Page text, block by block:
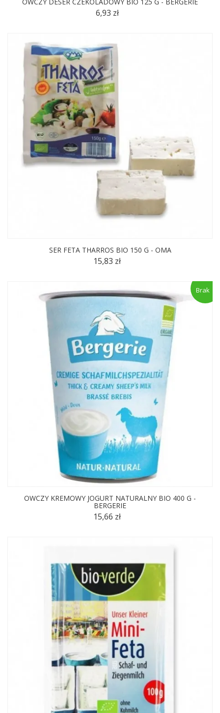
6,93 zł
SER FETA THARROS BIO 150 G - OMA
15,83 zł
Brak
OWCZY KREMOWY JOGURT NATURALNY BIO 400 G -
BERGERIE
15,66 zł